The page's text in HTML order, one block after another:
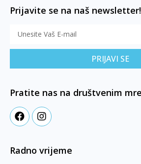
Prijavite se na naš newsletter!
PRIJAVI SE
Pratite nas na društvenim
Radno vrijeme